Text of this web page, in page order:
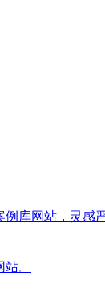
库网站，灵感
。